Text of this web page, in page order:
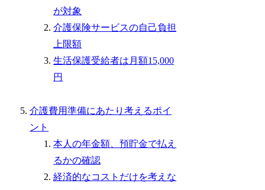
が対象
介護保険サービスの自己負担
上限額
生活保護受給者は月額15,000
円
介護費用準備にあたり考えるポイ
ント
本人の年金額、預貯金で払え
るかの確認
経済的なコストだけを考えな